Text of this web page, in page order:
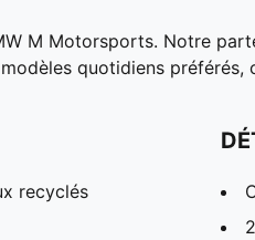
M Motorsports. Notre
quotidiens préférés,
recyclés